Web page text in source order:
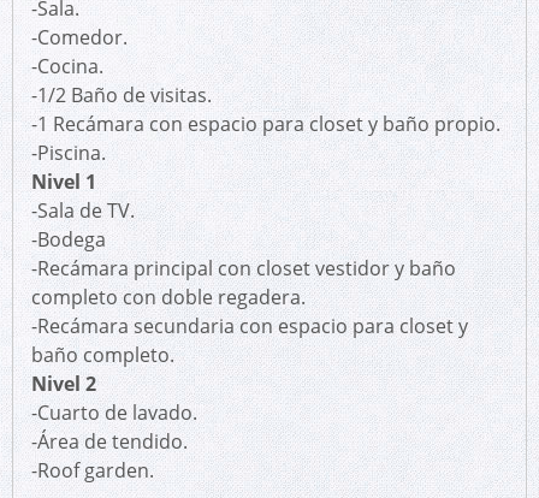
-Sala.
-Comedor.
-Cocina.
-1/2 Baño de visitas.
-1 Recámara con espacio para closet y baño propio.
-Piscina.
Nivel 1
-Sala de TV.
-Bodega
-Recámara principal con closet vestidor y baño
completo con doble regadera.
-Recámara secundaria con espacio para closet y
baño completo.
Nivel 2
-Cuarto de lavado.
-Área de tendido.
-Roof garden.